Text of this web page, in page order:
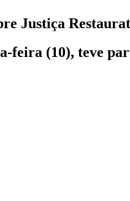
Justiça
(10), teve